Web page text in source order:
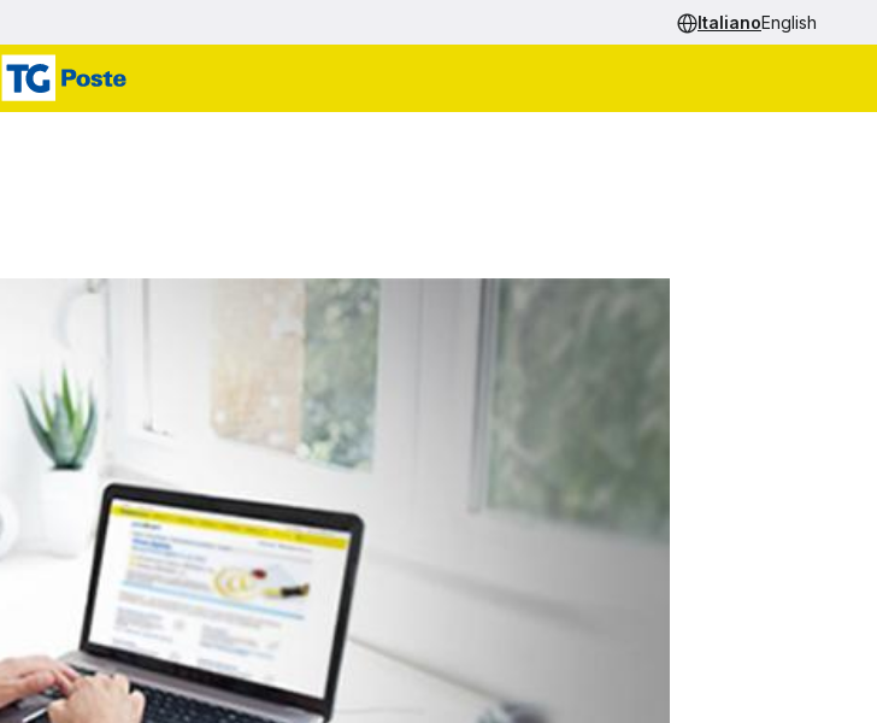
ItalianoEnglish